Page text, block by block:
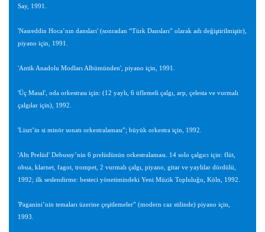
Say, 1991.
'Nasreddin Hoca’nın dansları' (sonradan “Türk Dansları” olarak adı değiştirilmiştir),
piyano için, 1991.
'Antik Anadolu Modları Albümünden', piyano için, 1991.
'Üç Masal', oda orkestrası için: (12 yaylı, 6 üflemeli çalgı, arp, çelesta ve vurmalı
çalgılar için), 1992.
'Liszt’in si minör sonatı orkestralaması”; büyük orkestra için, 1992.
'Altı Prelüd' Debussy’nin 6 prelüdünün orkestralaması. 14 solo çalgıcı için: flüt,
obua, klarnet, fagot, trompet, 2 vurmalı çalgı, piyano, gitar ve yaylılar dördülü,
1992; ilk seslendirme: besteci yönetimindeki Yeni Müzik Topluluğu, Köln, 1992.
'Paganini’nin temaları üzerine çeşitlemeler” (modern caz stilinde) piyano için,
1993.